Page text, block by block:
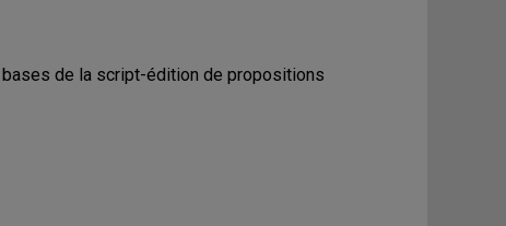
de la script-édition de propositions